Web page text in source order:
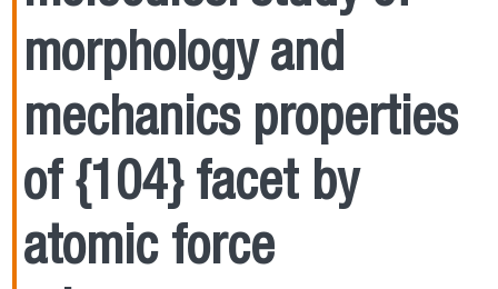
morphology and
mechanics properties
of {104} facet by
atomic force